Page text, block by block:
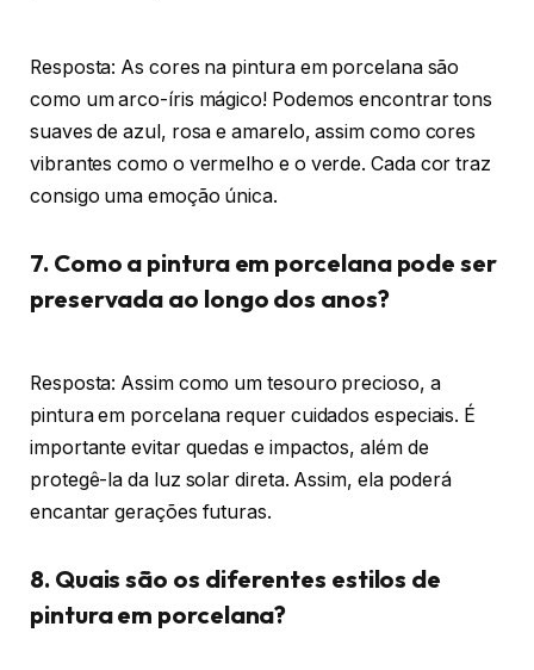
Resposta: As cores na pintura em porcelana são
como um arco-íris mágico! Podemos encontrar tons
suaves de azul, rosa e amarelo, assim como cores
vibrantes como o vermelho e o verde. Cada cor traz
consigo uma emoção única.
7. Como a pintura em porcelana pode ser
preservada ao longo dos anos?
Resposta: Assim como um tesouro precioso, a
pintura em porcelana requer cuidados especiais. É
importante evitar quedas e impactos, além de
protegê-la da luz solar direta. Assim, ela poderá
encantar gerações futuras.
8. Quais são os diferentes estilos de
pintura em porcelana?